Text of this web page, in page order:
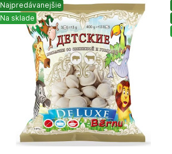
Najpredávanejšie
Na sklade